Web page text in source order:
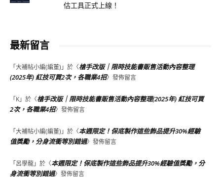
估工具正式上線！
最新留言
「大補帖小編(編董) 」於〈槍手改版｜限時技能書販售活動內容整理
(2025年) 紅技可買2次，各職業4招〉發佈留言
「K」於〈槍手改版｜限時技能書販售活動內容整理(2025年) 紅技可買
2次，各職業4招〉發佈留言
「大補帖小編(編董) 」於〈本週限定！保底製作這些飾品提升30%經驗
值獎勵，分身流衝等別錯過〉發佈留言
「呂學龍」於〈本週限定！保底製作這些飾品提升30%經驗值獎勵，分
身流衝等別錯過〉發佈留言